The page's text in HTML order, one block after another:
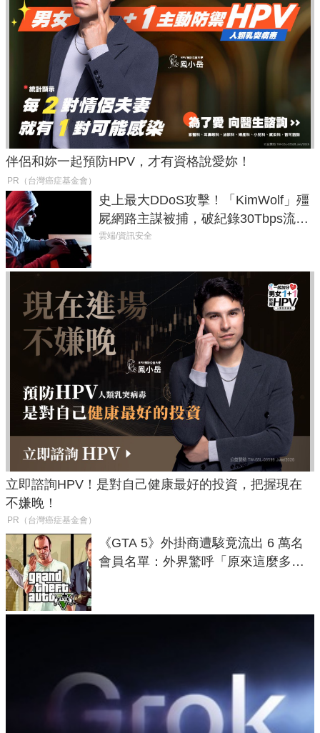
伴侶和妳一起預防HPV，才有資格說愛妳！
PR（台灣癌症基金會）
史上最大DDoS攻擊！「KimWolf」殭
屍網路主謀被捕，破紀錄30Tbps流量
癱瘓全球！
雲端/資訊安全
立即諮詢HPV！是對自己健康最好的投資，把握現在
不嫌晚！
PR（台灣癌症基金會）
《GTA 5》外掛商遭駭竟流出 6 萬名
會員名單：外界驚呼「原來這麼多人